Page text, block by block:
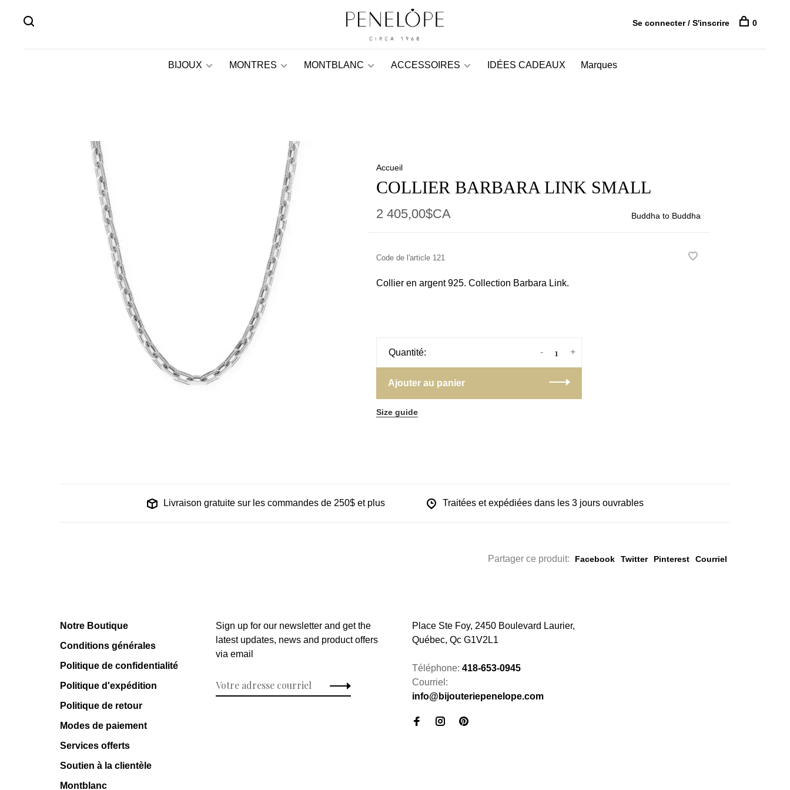
BIJOUX MONTRES MONTBLANC ACCESSOIRES IDÉES CADEAUX Marques
Se connecter / S'inscrire 0
Accueil
COLLIER BARBARA LINK SMALL
2 405,00$CA Buddha to Buddha
Code de l'article121
Collier en argent 925. Collection Barbara Link.
Quantité: +
-
Ajouter au panier
Size guide
Livraison gratuite sur les commandes de 250$ et plus Traitées et expédiées dans les 3 jours ouvrables
Partager ce produit: Facebook Twitter Pinterest Courriel
Notre Boutique
Conditions générales
Politique de confidentialité
Politique d'expédition
Politique de retour
Modes de paiement
Services offerts
Soutien à la clientèle
Montblanc
Sign up for our newsletter and get the
latest updates, news and product offers
via email
Place Ste Foy, 2450 Boulevard Laurier,
Québec, Qc G1V2L1
Téléphone: 418-653-0945
Courriel:
info@bijouteriepenelope.com